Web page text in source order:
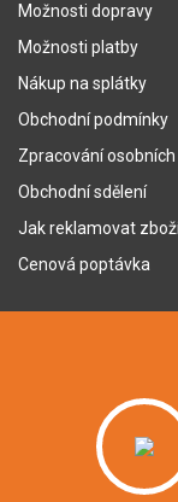
Možnosti dopravy
Možnosti platby
Nákup na splátky
Obchodní podmínky
Zpracování
Obchodní sdělení
Jak reklamovat
Cenová poptávka